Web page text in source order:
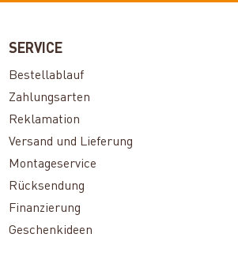
SERVICE
Bestellablauf
Zahlungsarten
Reklamation
Versand und Lieferung
Montageservice
Rücksendung
Finanzierung
Geschenkideen